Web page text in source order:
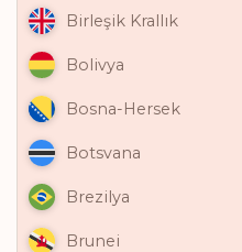
Birleşik Krallık
Bolivya
Bosna-Hersek
Botsvana
Brezilya
Brunei